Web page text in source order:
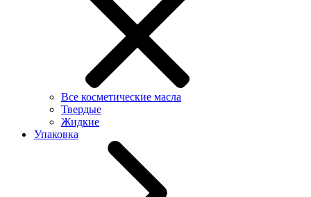
Все косметические масла
Твердые
Жидкие
Упаковка